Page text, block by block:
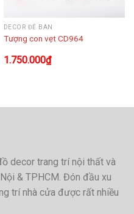
DECOR ĐỂ BÀN
Tượng con vẹt CD964
1.750.000₫
decor trang trí nội thất và
& TPHCM. Đón đầu xu
trí nhà cửa được rất nhiều